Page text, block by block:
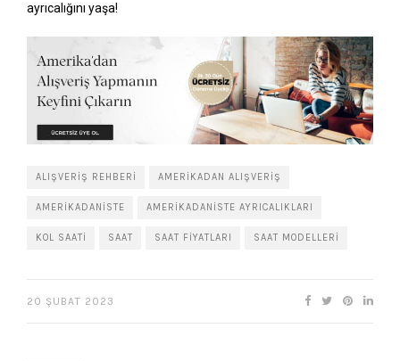
ayrıcalığını yaşa!
ALIŞVERIŞ REHBERI AMERIKADAN ALIŞVERIŞ
AMERIKADANISTE AMERIKADANISTE AYRICALIKLARI
KOL SAATI SAAT SAAT FIYATLARI SAAT MODELLERI
20 ŞUBAT 2023